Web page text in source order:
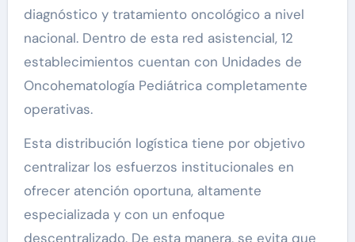
diagnóstico y tratamiento oncológico a nivel
nacional. Dentro de esta red asistencial, 12
establecimientos cuentan con Unidades de
Oncohematología Pediátrica completamente
operativas.
Esta distribución logística tiene por objetivo
centralizar los esfuerzos institucionales en
ofrecer atención oportuna, altamente
especializada y con un enfoque
descentralizado. De esta manera, se evita que